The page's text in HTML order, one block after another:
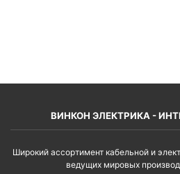
ВИНКОН ЭЛЕКТРИКА -
Широкий ассортимент кабельной и
ведущих мировых